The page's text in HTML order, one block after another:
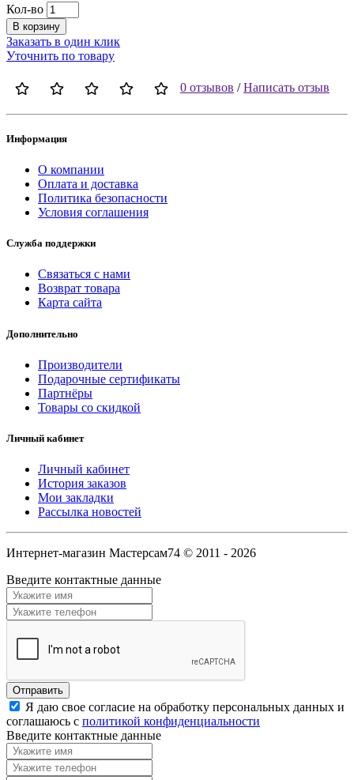
Кол-во
В корзину
Заказать в один клик
Уточнить по товару
0 отзывов /Написать отзыв
Информация
О компании
Оплата и доставка
Политика безопасности
Условия соглашения
Служба поддержки
Связаться с нами
Возврат товара
Карта сайта
Дополнительно
Производители
Подарочные сертификаты
Партнёры
Товары со скидкой
Личный кабинет
Личный кабинет
История заказов
Мои закладки
Рассылка новостей
Интернет-магазин Мастерсам74 © 2011 - 2026
Введите контактные данные
Я даю свое согласие на обработку персональных данных и
соглашаюсь с политикой конфиденциальности
Введите контактные данные